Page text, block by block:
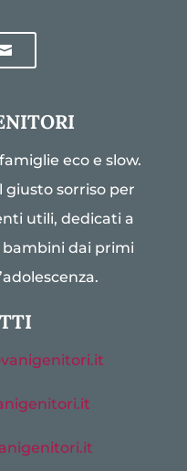
eco e slow.
giusto sorriso per
utili, dedicati a
dai primi